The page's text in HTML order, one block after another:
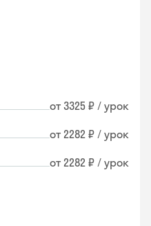
от 3325 ₽ / урок
от 2282 ₽ / урок
от 2282 ₽ / урок